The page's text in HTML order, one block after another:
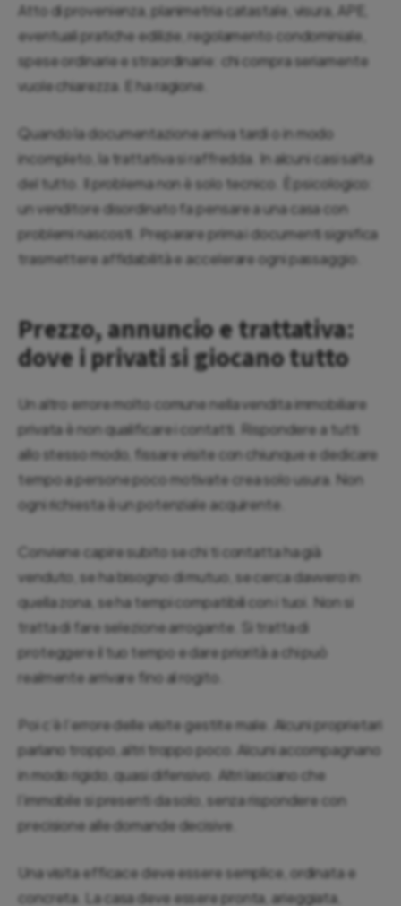
Atto di provenienza, planimetria catastale, visura, APE,
eventuali pratiche edilizie, regolamento condominiale,
spese ordinarie e straordinarie: chi compra seriamente
vuole chiarezza. E ha ragione.
Quando la documentazione arriva tardi o in modo
incompleto, la trattativa si raffredda. In alcuni casi salta
del tutto. Il problema non è solo tecnico. È psicologico:
un venditore disordinato fa pensare a una casa con
problemi nascosti. Preparare prima i documenti significa
trasmettere affidabilità e accelerare ogni passaggio.
Prezzo, annuncio e trattativa:
dove i privati si giocano tutto
Un altro errore molto comune nella vendita immobiliare
privata è non qualificare i contatti. Rispondere a tutti
allo stesso modo, fissare visite con chiunque e dedicare
tempo a persone poco motivate crea solo usura. Non
ogni richiesta è un potenziale acquirente.
Conviene capire subito se chi ti contatta ha già
venduto, se ha bisogno di mutuo, se cerca davvero in
quella zona, se ha tempi compatibili con i tuoi. Non si
tratta di fare selezione arrogante. Si tratta di
proteggere il tuo tempo e dare priorità a chi può
realmente arrivare fino al rogito.
Poi c’è l’errore delle visite gestite male. Alcuni proprietari
parlano troppo, altri troppo poco. Alcuni accompagnano
in modo rigido, quasi difensivo. Altri lasciano che
l’immobile si presenti da solo, senza rispondere con
precisione alle domande decisive.
Una visita efficace deve essere semplice, ordinata e
concreta. La casa deve essere pronta, arieggiata,